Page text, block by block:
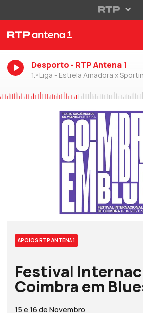
Desporto - RTP Antena 1
1.ª Liga - Estrela Amadora x
APOIOS RTP ANTENA 1
Festival
Coimbra em
15 e 16 de Novembro